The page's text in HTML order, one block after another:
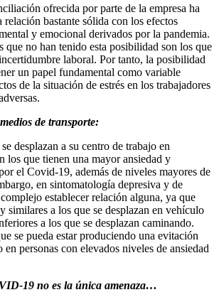
ofrecida por parte de la empresa ha
relación bastante sólida con los efectos
y emocional derivados por la pandemia.
que no han tenido esta posibilidad son los que
laboral. Por tanto, la posibilidad
un papel fundamental como variable
de la situación de estrés en los trabajadores
de transporte:
desplazan a su centro de trabajo en
los que tienen una mayor ansiedad y
el Covid-19, además de niveles mayores de
en sintomatología depresiva y de
establecer relación alguna, ya que
similares a los que se desplazan en vehículo
a los que se desplazan caminando.
se pueda estar produciendo una evitación
personas con elevados niveles de ansiedad
19 no es la única amenaza…